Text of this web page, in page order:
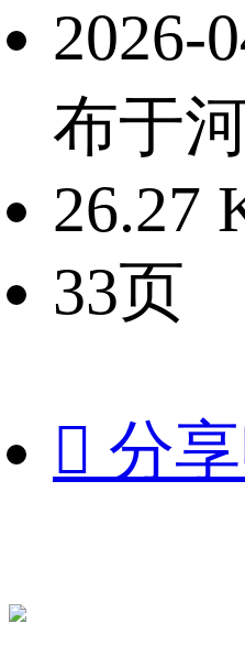
2026-
布于
26.27
33页
 分